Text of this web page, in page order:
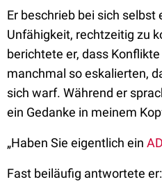
Er beschrieb bei sich selbst
Unfähigkeit, rechtzeitig zu
berichtete er, dass
manchmal so eskalierten,
sich warf. Während er
ein Gedanke in meinem
„Haben Sie eigentlich ein
Fast beiläufig antwortete